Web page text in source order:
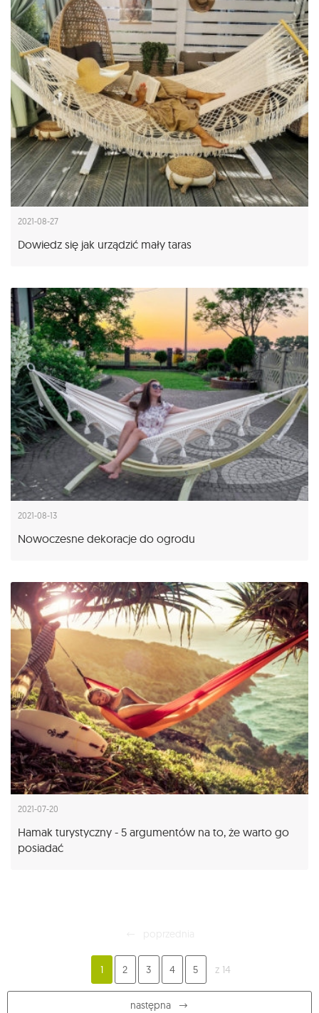
2021-08-27
Dowiedz się jak urządzić mały taras
2021-08-13
Nowoczesne dekoracje do ogrodu
2021-07-20
Hamak turystyczny - 5 argumentów na to, że warto go
posiadać
1 2 3 4 5 z 14
następna